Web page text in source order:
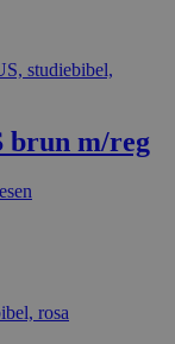
brun m/reg